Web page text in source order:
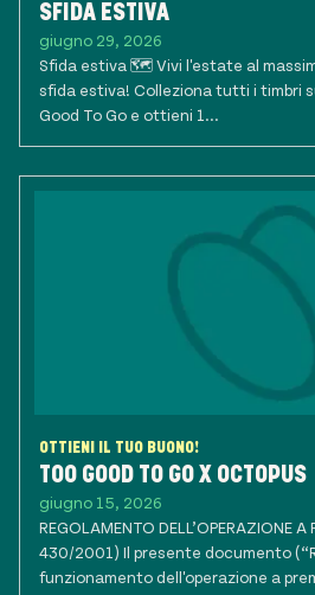
SFIDA ESTIVA
giugno 29, 2026
Sfida estiva 🗺️ Vivi l'estate al
sfida estiva! Colleziona tutti i timbri
Good To Go e ottieni 1...
OTTIENI IL TUO BUONO!
TOO GOOD TO GO X OCTOPUS
giugno 15, 2026
REGOLAMENTO DELL’OPERAZIONE
430/2001) Il presente documento
funzionamento dell'operazione a